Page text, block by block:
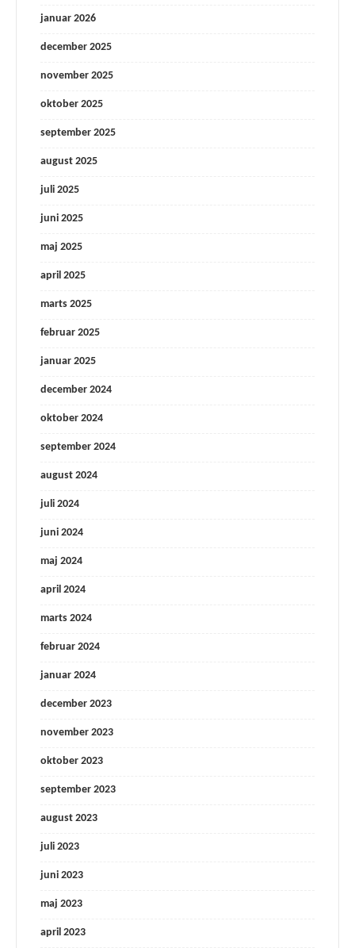
januar 2026
december 2025
november 2025
oktober 2025
september 2025
august 2025
juli 2025
juni 2025
maj 2025
april 2025
marts 2025
februar 2025
januar 2025
december 2024
oktober 2024
september 2024
august 2024
juli 2024
juni 2024
maj 2024
april 2024
marts 2024
februar 2024
januar 2024
december 2023
november 2023
oktober 2023
september 2023
august 2023
juli 2023
juni 2023
maj 2023
april 2023